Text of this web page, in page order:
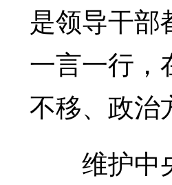
是领导干部
一言一行，
不移、政治
维护中央